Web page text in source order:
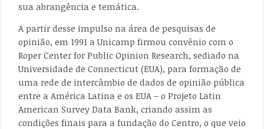
sua abrangência e temática.
A partir desse impulso na área de pesquisas de
opinião, em 1991 a Unicamp firmou convênio com o
Roper Center for Public Opinion Research, sediado na
Universidade de Connecticut (EUA), para formação de
uma rede de intercâmbio de dados de opinião pública
entre a América Latina e os EUA – o Projeto Latin
American Survey Data Bank, criando assim as
condições finais para a fundação do Centro, o que veio